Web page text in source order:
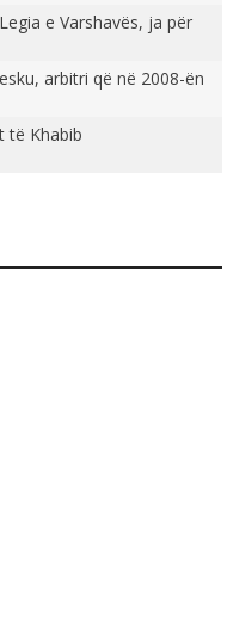
e Varshavës, ja për
arbitri që në 2008-ën
të Khabib